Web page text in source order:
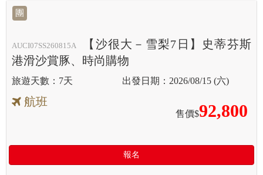
團
AUCI07SS260815A
【沙很大－雪梨7日】史蒂芬斯
港滑沙賞豚、時尚購物
7天 2026/08/15 (六)
航班
售價$92,800
報名